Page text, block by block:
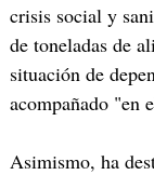
crisis social y
de toneladas de
situación de
acompañado "en
Asimismo, ha